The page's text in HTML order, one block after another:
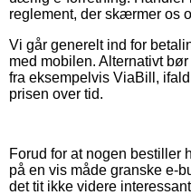
reglement, der skærmer os
Vi går generelt ind for
med mobilen. Alternativt
fra eksempelvis ViaBill,
prisen over tid.
Forud for at nogen bestiller
på en vis måde granske e-
det tit ikke videre